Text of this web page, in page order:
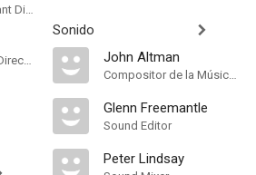
Second Assistant Director
First Assistant Director
Sonido
John Altman
Compositor de la Música Original, Música
Glenn Freemantle
Sound Editor
Peter Lindsay